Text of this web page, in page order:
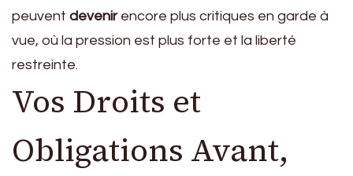
peuvent devenirencore plus critiques en garde à
vue, où la pression est plus forte et la liberté
restreinte.
Vos Droits et
Obligations Avant,